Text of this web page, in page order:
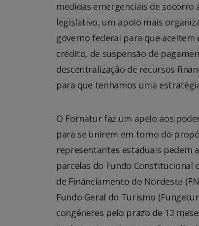
medidas emergenciais de
legislativo, um apoio mais
governo federal para que aceitem
crédito, de suspensão de
descentralização de recursos
para que tenhamos uma
O Fornatur faz um apelo aos
para se unirem em torno do
representantes estaduais pedem
parcelas do Fundo Constitucional
de Financiamento do Nordeste
Fundo Geral do Turismo
congêneres pelo prazo de 12